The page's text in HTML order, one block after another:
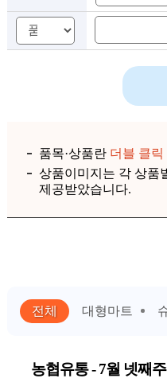
품목·상품란 더블 클릭
상품이미지는 각 상품
제공받았습니다.
전체 대형마트
농협유통 - 7월 넷째